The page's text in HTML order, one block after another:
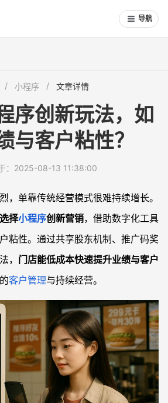
导航
助力新顾客裂变？
精准提升客户粘性？
快餐店有什么实际优势？
增加运营成本？
小程序 文章详情
序创新玩法，如
与客户粘性？
：2025-08-13 11:38:00
，单靠传统经营模式很难持续增长。
择小程序创新营销，借助数字化工具
粘性。通过共享股东机制、推广码奖
， 门店能低成本快速提升业绩与客户
客户管理与持续经营。